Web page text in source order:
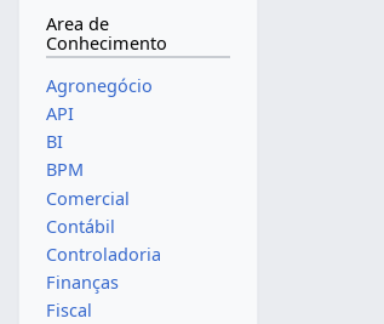
Area de
Conhecimento
Agronegócio
API
BI
BPM
Comercial
Contábil
Controladoria
Finanças
Fiscal